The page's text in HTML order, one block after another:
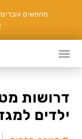
מחפשים
דרושות
ילדים